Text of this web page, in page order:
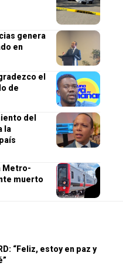
genera
en
el
de
del
la
Metro-
muerto
“Feliz, estoy en paz y